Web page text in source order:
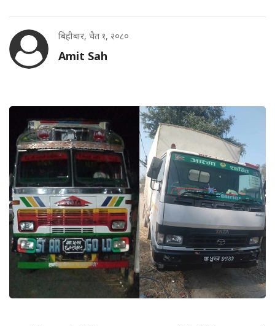
बिहीबार, चैत १, २०८०
Amit Sah